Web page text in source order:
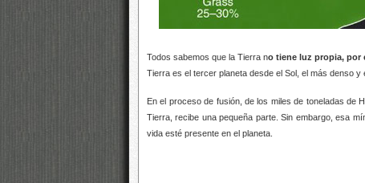
Todos sabemos que la Tierra no tiene luz propia, por
Tierra es el tercer planeta desde el Sol, el más denso y
En el proceso de fusión, de los miles de toneladas de
Tierra, recibe una pequeña parte. Sin embargo, esa
vida esté presente en el planeta.